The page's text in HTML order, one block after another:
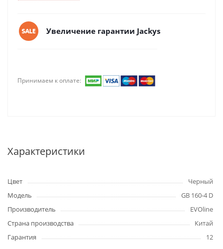
Увеличение гарантии Jackys
Принимаем к оплате:
Характеристики
Цвет
Черный
Модель
GB 160-4 D
Производитель
EVOline
Страна производства
Китай
Гарантия
12